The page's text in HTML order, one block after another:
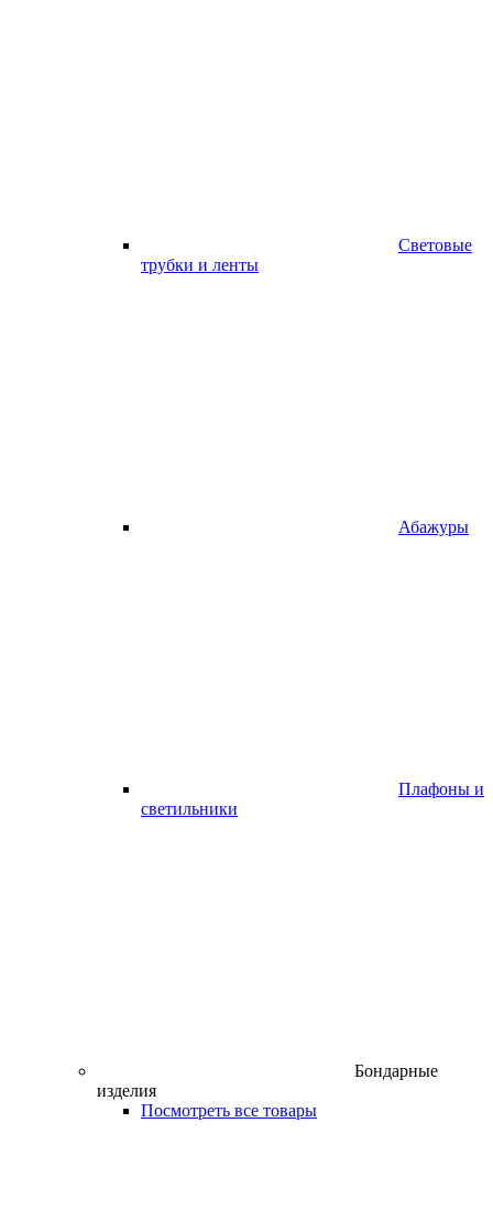
Световые
трубки и ленты
Абажуры
Плафоны и
светильники
Бондарные
изделия
Посмотреть все товары